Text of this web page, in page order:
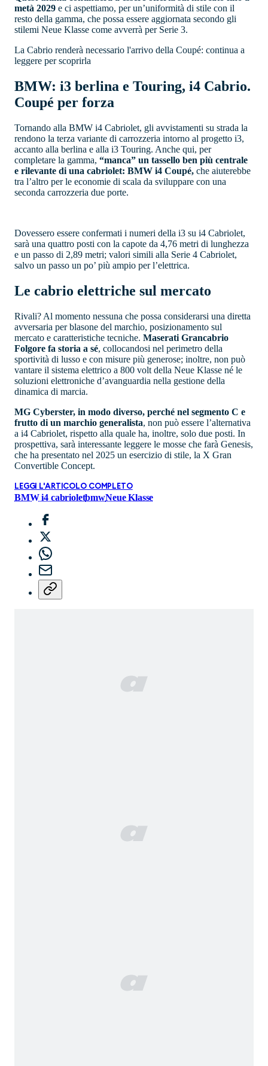
metà 2029 e ci aspettiamo, per un’uniformità di stile con il
resto della gamma, che possa essere aggiornata secondo gli
stilemi Neue Klasse come avverrà per Serie 3.
La Cabrio renderà necessario l'arrivo della Coupé: continua a
leggere per scoprirla
BMW: i3 berlina e Touring, i4 Cabrio.
Coupé per forza
Tornando alla BMW i4 Cabriolet, gli avvistamenti su strada la
rendono la terza variante di carrozzeria intorno al progetto i3,
accanto alla berlina e alla i3 Touring. Anche qui, per
completare la gamma, “manca” un tassello ben più centrale
e rilevante di una cabriolet: BMW i4 Coupé, che aiuterebbe
tra l’altro per le economie di scala da sviluppare con una
seconda carrozzeria due porte.
Dovessero essere confermati i numeri della i3 su i4 Cabriolet,
sarà una quattro posti con la capote da 4,76 metri di lunghezza
e un passo di 2,89 metri; valori simili alla Serie 4 Cabriolet,
salvo un passo un po’ più ampio per l’elettrica.
Le cabrio elettriche sul mercato
Rivali? Al momento nessuna che possa considerarsi una diretta
avversaria per blasone del marchio, posizionamento sul
mercato e caratteristiche tecniche. Maserati Grancabrio
Folgore fa storia a sé, collocandosi nel perimetro della
sportività di lusso e con misure più generose; inoltre, non può
vantare il sistema elettrico a 800 volt della Neue Klasse né le
soluzioni elettroniche d’avanguardia nella gestione della
dinamica di marcia.
MG Cyberster, in modo diverso, perché nel segmento C e
frutto di un marchio generalista, non può essere l’alternativa
a i4 Cabriolet, rispetto alla quale ha, inoltre, solo due posti. In
prospettiva, sarà interessante leggere le mosse che farà Genesis,
che ha presentato nel 2025 un esercizio di stile, la X Gran
Convertible Concept.
LEGGI L'ARTICOLO COMPLETO
BMW i4 cabrioletbmwNeue Klasse